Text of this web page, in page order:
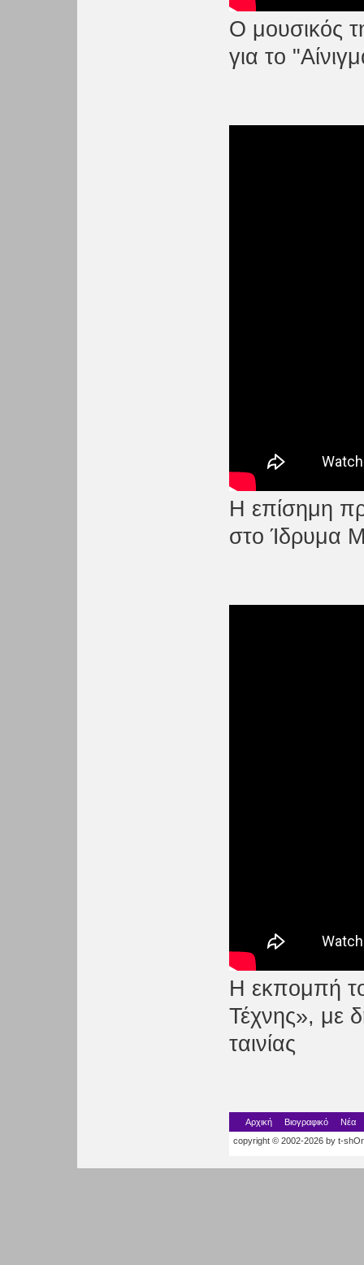
Ο μουσικός
για το
H επίσημη
στο Ίδρυμα
Η εκπομπή
Τέχνης», με
ταινίας
Αρχική Βιογραφικό
Νέα
copyright © 2002-2026 by t-